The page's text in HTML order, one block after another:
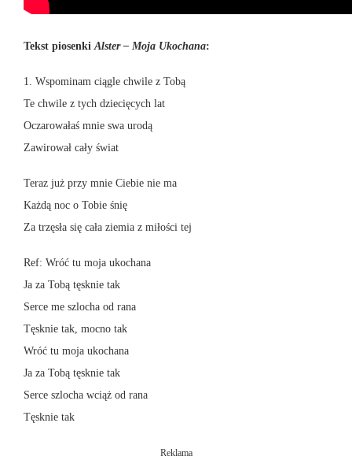
Tekst piosenkiAlster – Moja Ukochana:
1. Wspominam ciągle chwile z Tobą
Te chwile z tych dziecięcych lat
Oczarowałaś mnie swa urodą
Zawirował cały świat
Teraz już przy mnie Ciebie nie ma
Każdą noc o Tobie śnię
Za trzęsła się cała ziemia z miłości tej
Ref: Wróć tu moja ukochana
Ja za Tobą tęsknie tak
Serce me szlocha od rana
Tęsknie tak, mocno tak
Wróć tu moja ukochana
Ja za Tobą tęsknie tak
Serce szlocha wciąż od rana
Tęsknie tak
Reklama